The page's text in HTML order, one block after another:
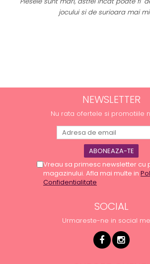
jocului si de surioara mai
NEWSLETTER
Nu rata ofertele si promotiile
Vreau sa primesc newsletter cu
magazinului. Afla mai multe in
Confidentialitate
SOCIAL
Urmareste-ne in social